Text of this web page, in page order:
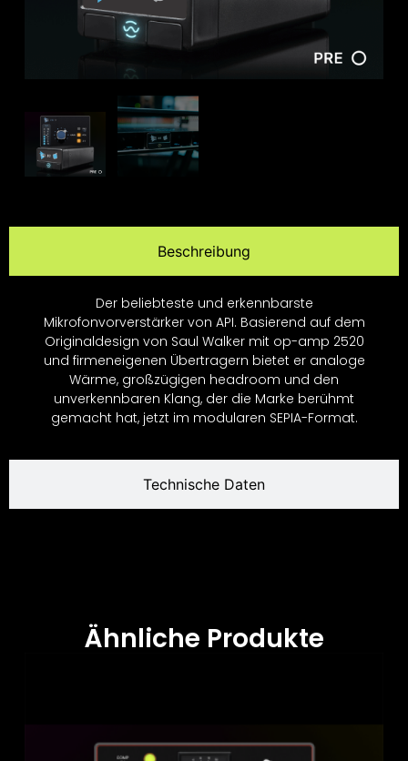
Beschreibung
Technische Daten
Der beliebteste und erkennbarste
Mikrofonvorverstärker von API. Basierend auf dem
Originaldesign von Saul Walker mit op-amp 2520
und firmeneigenen Übertragern bietet er analoge
Wärme, großzügigen headroom und den
unverkennbaren Klang, der die Marke berühmt
gemacht hat, jetzt im modularen SEPIA-Format.
Ähnliche Produkte